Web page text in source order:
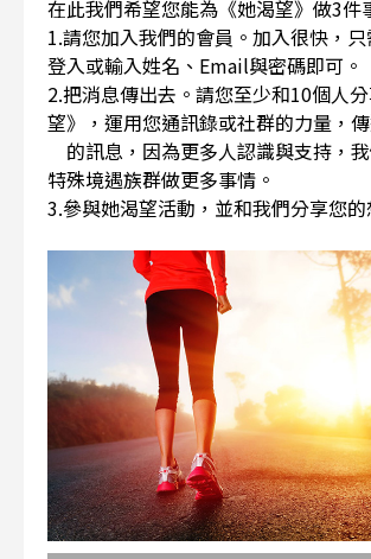
在此我們希望您能為《她渴望》做3件
1.請您加入我們的會員。加入很快，
登入或輸入姓名、Email與密碼即可。
2.把消息傳出去。請您至少和10個人
望》，運用您通訊錄或社群的力量，
的訊息，因為更多人認識與支持，
特殊境遇族群做更多事情。
3.參與她渴望活動，並和我們分享您的